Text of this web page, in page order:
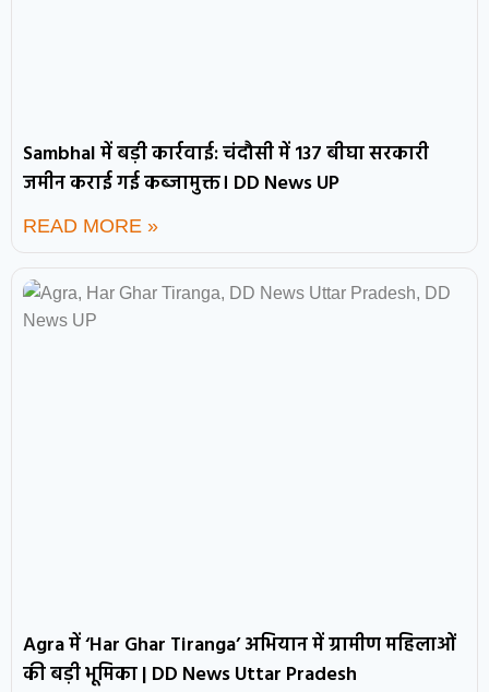
Sambhal में बड़ी कार्रवाई: चंदौसी में 137 बीघा सरकारी
जमीन कराई गई कब्जामुक्त। DD News UP
READ MORE »
Agra में ‘Har Ghar Tiranga’ अभियान में ग्रामीण महिलाओं
की बड़ी भूमिका | DD News Uttar Pradesh